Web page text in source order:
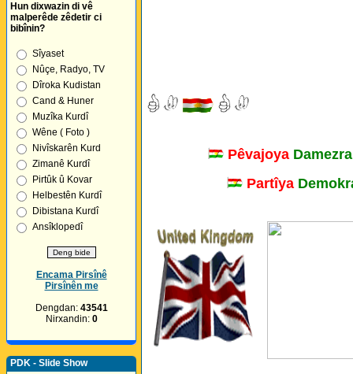
Hun dixwazin di vê
malperêde zêdetir ci
bibînin?
Sîyaset
Nûçe, Radyo, TV
Dîroka Kudistan
Cand & Huner
Muzîka Kurdî
Wêne ( Foto )
Nivîskarên Kurd
Zimanê Kurdî
Pirtûk û Kovar
Helbestên Kurdî
Dibistana Kurdî
Ansîklopedî
Encama Pirsînê
Pirsînên me
Dengdan: 43541
Nirxandin: 0
PDK - Slide Show
Pêvajoya
Partîya